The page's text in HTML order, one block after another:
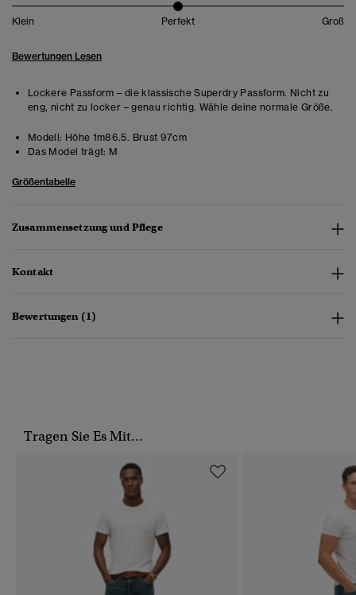
Klein Perfekt Groß
Bewertungen Lesen
Lockere Passform – die klassische Superdry Passform. Nicht zu
eng, nicht zu locker – genau richtig. Wähle deine normale Größe.
Modell: Höhe 1m86.5. Brust 97cm
Das Model trägt: M
Größentabelle
Zusammensetzung und Pflege
Kontakt
Bewertungen (1)
Tragen Sie Es Mit...